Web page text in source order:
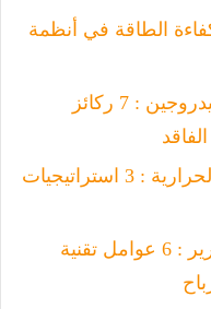
الطاقة في أنظمة
كفاءة الطاقة في وحدات الهيدروجين : 7 ركائز
كفاءة الطاقة في المبادلات الحرارية : 3 استراتيجيات
كفاءة الطاقة في أفران التكرير : 6 عوامل تقنية